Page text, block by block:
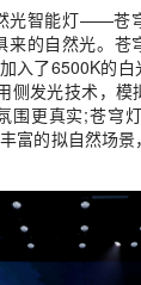
智能灯——苍
来的自然光。苍
入了6500K的
侧发光技术，模
围更真实;苍穹
富的拟自然场